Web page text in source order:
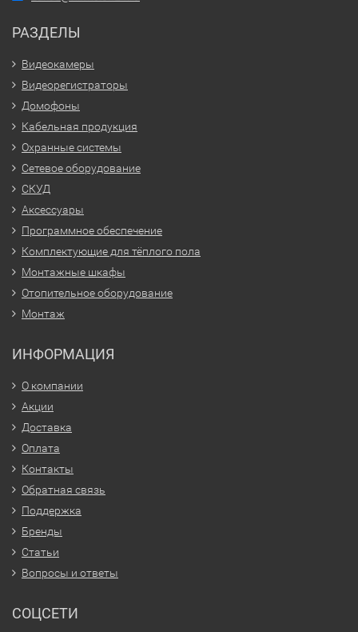
РАЗДЕЛЫ
Видеокамеры
Видеорегистраторы
Домофоны
Кабельная продукция
Охранные системы
Сетевое оборудование
СКУД
Аксессуары
Программное обеспечение
Комплектующие для тёплого пола
Монтажные шкафы
Отопительное оборудование
Монтаж
ИНФОРМАЦИЯ
О компании
Акции
Доставка
Оплата
Контакты
Обратная связь
Поддержка
Бренды
Статьи
Вопросы и ответы
СОЦСЕТИ